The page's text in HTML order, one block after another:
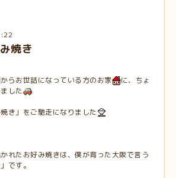
焼き
らお世話になっている方のお家
に、ちょ
した
き」をご馳走になりました
れたお好み焼きは、僕が育った大阪で言う
です。